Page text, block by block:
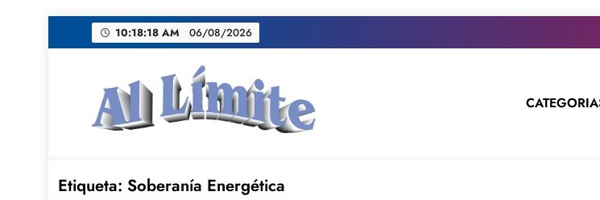
al
10:18:19 AM 06/08/2026
Etiqueta: Soberanía Energética